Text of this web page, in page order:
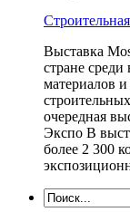
Выставка
стране
материалов
очередная
Экспо В
более 2 300